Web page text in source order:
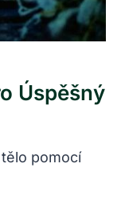
Úspěšný
pomocí